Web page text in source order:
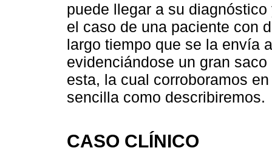
puede llegar a su
el caso de una paciente con
largo tiempo que se la envía
evidenciándose un gran
esta, la cual corroboramos
sencilla como describiremos.
CASO CLÍNICO